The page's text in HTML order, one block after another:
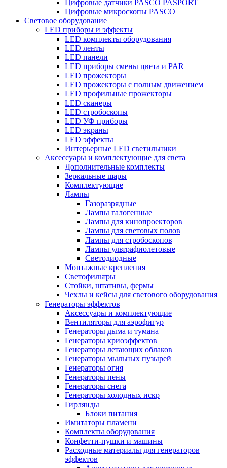
Цифровые датчики PASCO PASPORT
Цифровые микроскопы PASCO
Световое оборудование
LED приборы и эффекты
LED комплекты оборудования
LED ленты
LED панели
LED приборы смены цвета и PAR
LED прожекторы
LED прожекторы с полным движением
LED профильные прожекторы
LED сканеры
LED стробоскопы
LED УФ приборы
LED экраны
LED эффекты
Интерьерные LED светильники
Аксессуары и комплектующие для света
Дополнительные комплекты
Зеркальные шары
Комплектующие
Лампы
Газоразрядные
Лампы галогенные
Лампы для кинопроекторов
Лампы для световых полов
Лампы для стробоскопов
Лампы ультрафиолетовые
Светодиодные
Монтажные крепления
Светофильтры
Стойки, штативы, фермы
Чехлы и кейсы для светового оборудования
Генераторы эффектов
Аксессуары и комплектующие
Вентиляторы для аэрофигур
Генераторы дыма и тумана
Генераторы криоэффектов
Генераторы летающих облаков
Генераторы мыльных пузырей
Генераторы огня
Генераторы пены
Генераторы снега
Генераторы холодных искр
Гирлянды
Блоки питания
Имитаторы пламени
Комплекты оборудования
Конфетти-пушки и машины
Расходные материалы для генераторов
эффектов